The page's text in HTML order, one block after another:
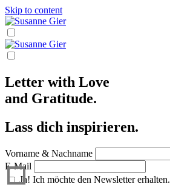
Skip to content
Letter with Love
and Gratitude.
Lass dich inspirieren.
Vorname & Nachname
E-Mail
Ja! Ich möchte den Newsletter erhalten.